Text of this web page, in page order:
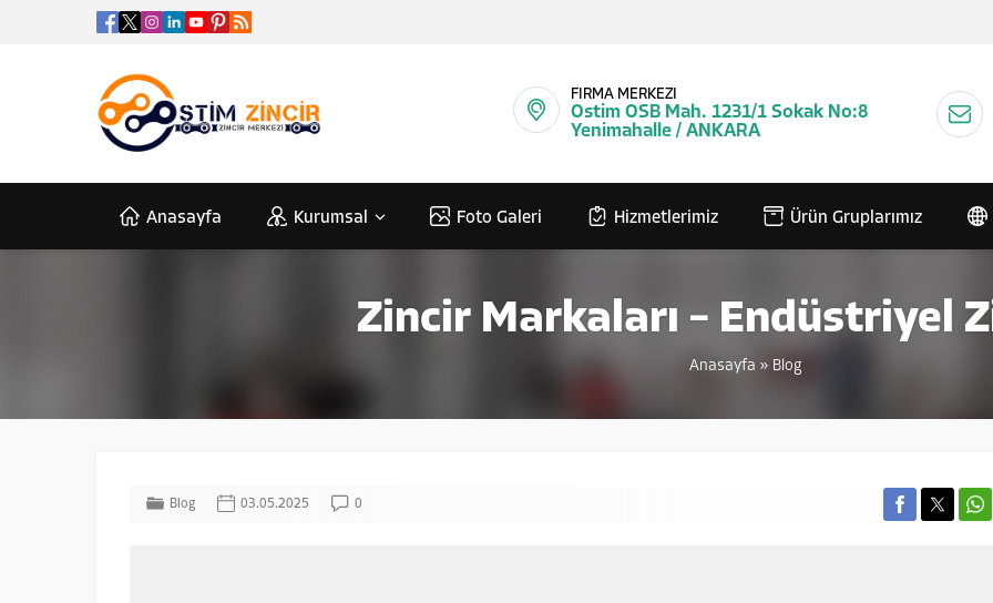
FİRMA MERKEZİ
Ostim OSB Mah. 1231/1 Sokak No:8
Yenimahalle / ANKARA
Anasayfa Kurumsal Foto Galeri Hizmetlerimiz Ürün Gruplarımız
Zincir Markaları – Endüstriyel
Anasayfa » Blog
Blog 03.05.2025 0